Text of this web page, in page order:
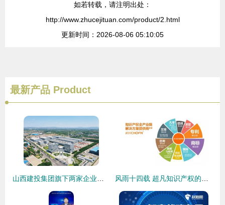
如若转载，请注明出处：
http://www.zhucejituan.com/product/2.html
更新时间：2026-08-06 05:10:05
最新产品 Product
山西建投集团旗下两家企业荣获国家级绿色工厂称号，知识产权服务助力可持续发展 风雨十四载 超凡知识产权的全产业链之路